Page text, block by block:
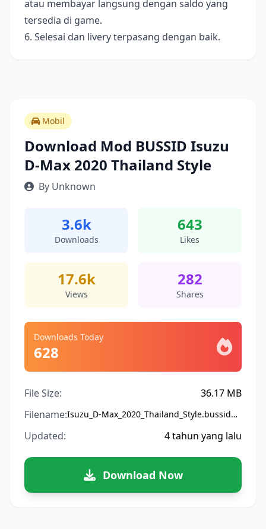
atau membayar langsung dengan saldo yang
tersedia di game.
6. Selesai dan livery terpasang dengan baik.
Mobil
Download Mod BUSSID Isuzu
D-Max 2020 Thailand Style
By Unknown
3.6k
Downloads
643
Likes
17.6k
Views
282
Shares
Downloads Today
628
File Size:
36.17 MB
Filename:
Isuzu_D-Max_2020_Thailand_Style.bussidmod
Updated: 4 tahun yang lalu
Download Now